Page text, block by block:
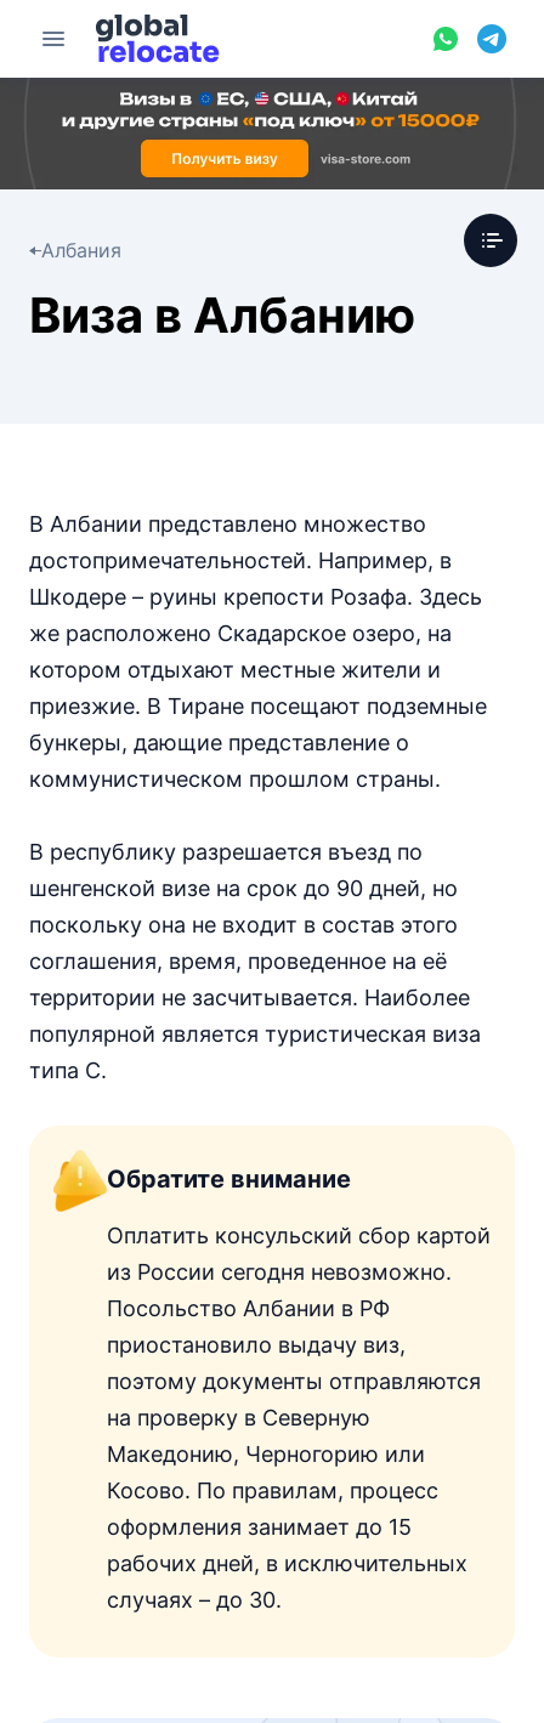
Албания
Виза в Албанию
В Албании представлено множество
достопримечательностей. Например, в
Шкодере – руины крепости Розафа. Здесь
же расположено Скадарское озеро, на
котором отдыхают местные жители и
приезжие. В Тиране посещают подземные
бункеры, дающие представление о
коммунистическом прошлом страны.
В республику разрешается въезд по
шенгенской визе на срок до 90 дней, но
поскольку она не входит в состав этого
соглашения, время, проведенное на её
территории не засчитывается. Наиболее
популярной является туристическая виза
типа С.
Обратите внимание
Оплатить консульский сбор картой
из России сегодня невозможно.
Посольство Албании в РФ
приостановило выдачу виз,
поэтому документы отправляются
на проверку в Северную
Македонию, Черногорию или
Косово. По правилам, процесс
оформления занимает до 15
рабочих дней, в исключительных
случаях – до 30.